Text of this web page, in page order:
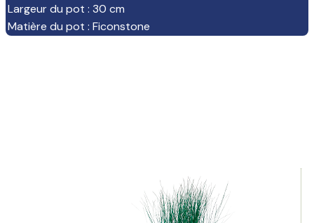
Largeur du pot : 30 cm
Matière du pot : Ficonstone